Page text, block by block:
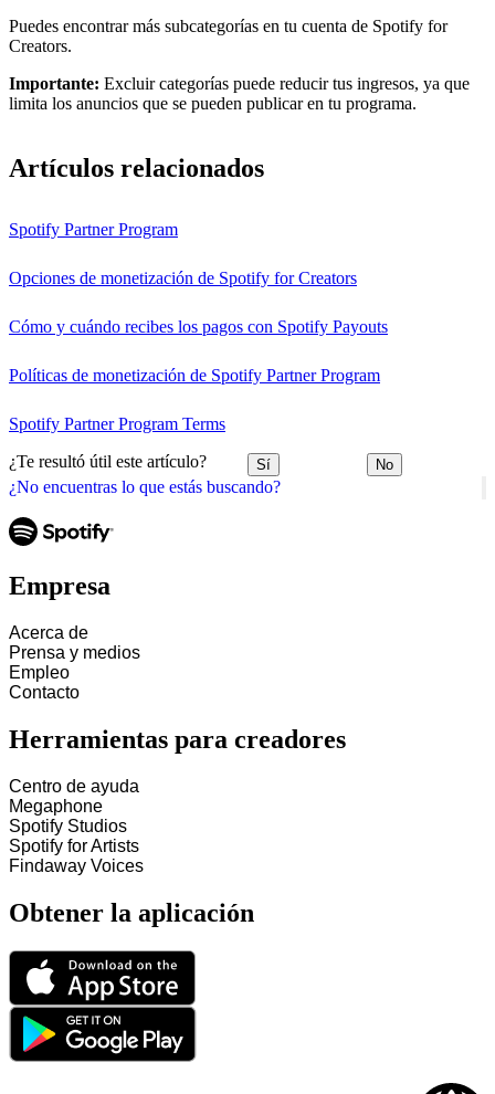
¿No encuentras lo que estás buscando?
Puedes encontrar más subcategorías en tu cuenta de Spotify for
Creators.
Importante: Excluir categorías puede reducir tus ingresos, ya que
limita los anuncios que se pueden publicar en tu programa.
Artículos relacionados
Spotify Partner Program
Opciones de monetización de Spotify for Creators
Cómo y cuándo recibes los pagos con Spotify Payouts
Políticas de monetización de Spotify Partner Program
Spotify Partner Program Terms
¿Te resultó útil este artículo? Sí No
Empresa
Acerca de
Prensa y medios
Empleo
Contacto
Herramientas para creadores
Centro de ayuda
Megaphone
Spotify Studios
Spotify for Artists
Findaway Voices
Obtener la aplicación